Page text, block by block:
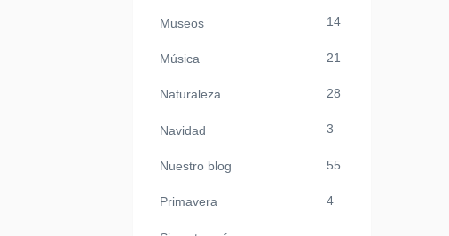
Museos 14
Música 21
Naturaleza 28
Navidad 3
Nuestro blog 55
Primavera 4